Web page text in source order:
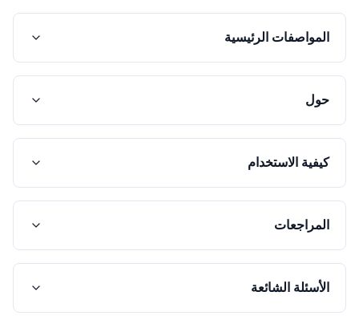
المواصفات الرئيسية
حول
كيفية الاستخدام
المراجعات
الأسئلة الشائعة